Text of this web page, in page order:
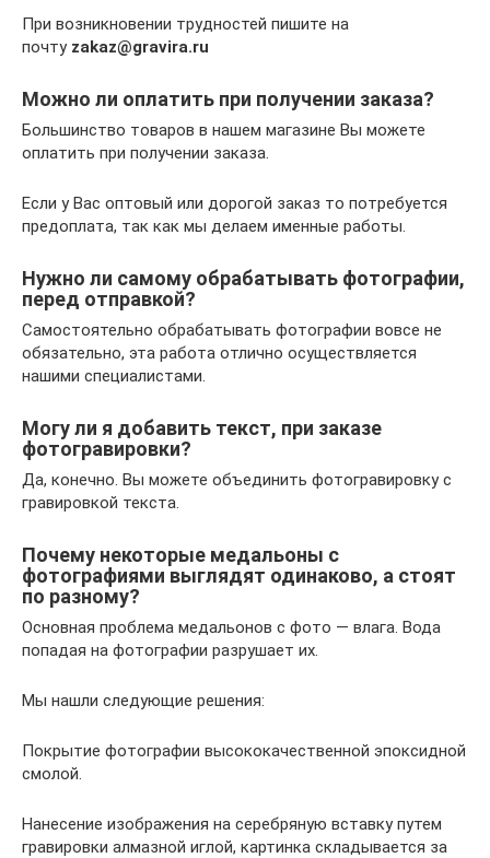
При возникновении трудностей пишите на
почту zakaz@gravira.ru
Можно ли оплатить при получении заказа?
Большинство товаров в нашем магазине Вы можете
оплатить при получении заказа.
Если у Вас оптовый или дорогой заказ то потребуется
предоплата, так как мы делаем именные работы.
Нужно ли самому обрабатывать фотографии,
перед отправкой?
Самостоятельно обрабатывать фотографии вовсе не
обязательно, эта работа отлично осуществляется
нашими специалистами.
Могу ли я добавить текст, при заказе
фотогравировки?
Да, конечно. Вы можете объединить фотогравировку с
гравировкой текста.
Почему некоторые медальоны с
фотографиями выглядят одинаково, а стоят
по разному?
Основная проблема медальонов с фото — влага. Вода
попадая на фотографии разрушает их.
Мы нашли следующие решения:
Покрытие фотографии высококачественной эпоксидной
смолой.
Нанесение изображения на серебряную вставку путем
гравировки алмазной иглой, картинка складывается за